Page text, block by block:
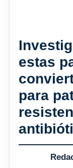
estas
para